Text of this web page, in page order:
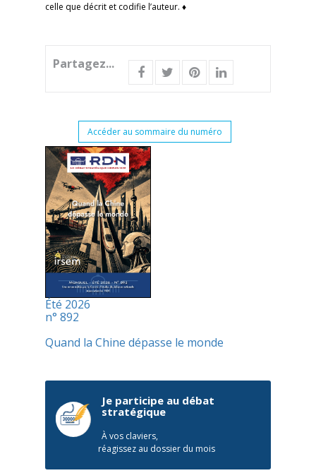
celle que décrit et codifie l’auteur. ♦
Partagez...
Accéder au sommaire du numéro
Été 2026
n° 892
Quand la Chine dépasse le monde
Je participe au débat
stratégique
À vos claviers,
réagissez au dossier du mois